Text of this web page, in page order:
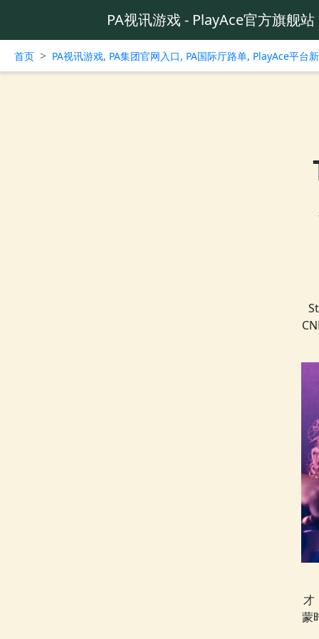
PA视讯游戏 - PlayAce官方旗舰站
首页 > PA视讯游戏, PA集团官网入口, PA国际厅路单, PlayAce平台
才
蒙